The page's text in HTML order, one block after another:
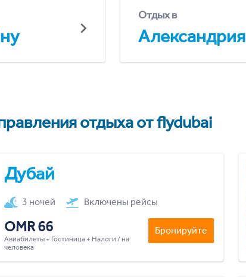
Отдых в
Александрия
отдыха от flydubai
Дубай
3 ночей Включены рейсы
OMR 66
Авиабилеты + Гостиница + Налоги / на
человека
Бронируйте